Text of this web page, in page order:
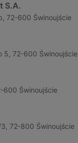
S.A.
72-600 Świnoujście
5, 72-600 Świnoujście
600 Świnoujście
72-800 Świnoujście